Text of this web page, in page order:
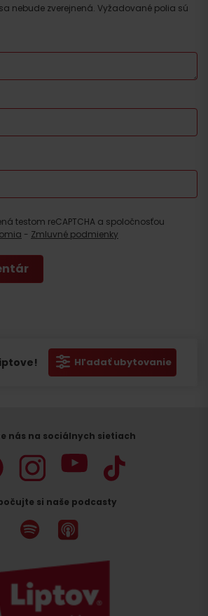
nebude zverejnená. Vyžadované polia sú
testom reCAPTCHA a spoločnosťou
- Zmluvné podmienky
Hľadať ubytovanie
nás na sociálnych sietiach
si naše podcasty